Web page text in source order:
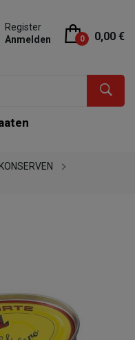
Register
Anmelden
0 0,00 €
KONSERVEN